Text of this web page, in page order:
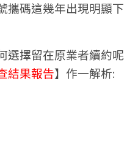
攜碼這幾年出現明顯
選擇留在原業者續約
結果報告】作一解析: